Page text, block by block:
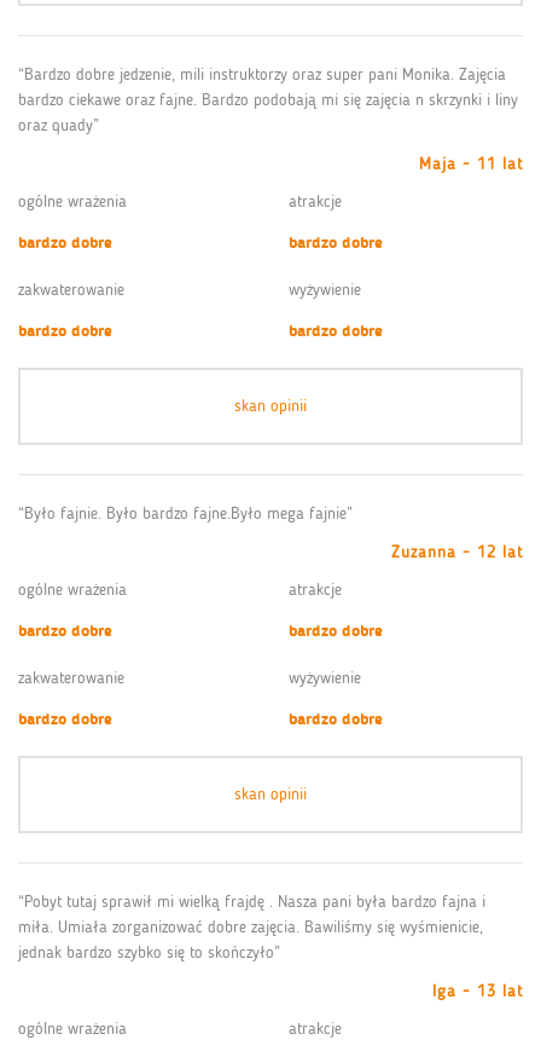
“Bardzo dobre jedzenie, mili instruktorzy oraz super pani Monika. Zajęcia
bardzo ciekawe oraz fajne. Bardzo podobają mi się zajęcia n skrzynki i liny
oraz quady”
Maja - 11 lat
ogólne wrażenia
bardzo dobre
atrakcje
bardzo dobre
zakwaterowanie
bardzo dobre
wyżywienie
bardzo dobre
skan opinii
“Było fajnie. Było bardzo fajne.Było mega fajnie”
Zuzanna - 12 lat
ogólne wrażenia
bardzo dobre
atrakcje
bardzo dobre
zakwaterowanie
bardzo dobre
wyżywienie
bardzo dobre
skan opinii
“Pobyt tutaj sprawił mi wielką frajdę . Nasza pani była bardzo fajna i
miła. Umiała zorganizować dobre zajęcia. Bawiliśmy się wyśmienicie,
jednak bardzo szybko się to skończyło”
Iga - 13 lat
ogólne wrażenia
atrakcje